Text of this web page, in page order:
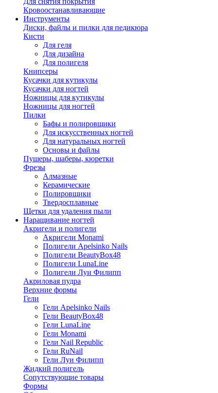
Кровоостанавливающие
Инструменты
Диски, файлы и пилки для педикюра
Кисти
Для геля
Для дизайна
Для полигеля
Книпсеры
Кусачки для кутикулы
Кусачки для ногтей
Ножницы для кутикулы
Ножницы для ногтей
Пилки
Бафы и полировщики
Для искусственных ногтей
Для натуральных ногтей
Основы и файлы
Пушеры, шаберы, кюретки
Фрезы
Алмазные
Керамические
Полировщики
Твердосплавные
Щетки для удаления пыли
Наращивание ногтей
Акригели и полигели
Акригели Monami
Полигели Apelsinko Nails
Полигели BeautyBox48
Полигели LunaLine
Полигели Луи Филипп
Акриловая пудра
Верхние формы
Гели
Гели Apelsinko Nails
Гели BeautyBox48
Гели LunaLine
Гели Monami
Гели Nail Republic
Гели RuNail
Гели Луи Филипп
Жидкий полигель
Сопутствующие товары
Формы